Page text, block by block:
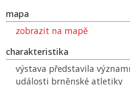
mapa
zobrazit na mapě
charakteristika
výstava představila
události brněnské atletiky